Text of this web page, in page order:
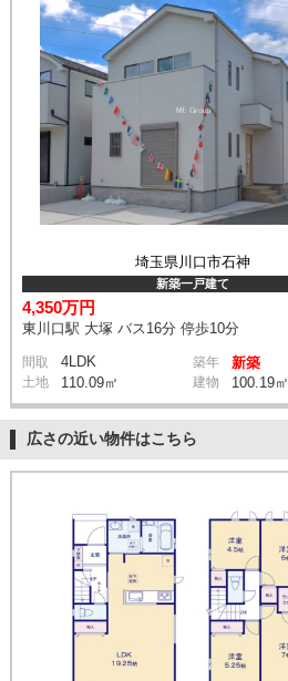
埼玉県川口市石神
新築一戸建て
4,350万円
東川口駅 大塚 バス16分 停歩10分
間取 4LDK 築年 新築
土地 110.09㎡ 建物 100.19㎡
広さの近い物件はこちら